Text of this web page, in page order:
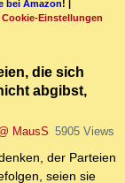
bei Amazon! |
Cookie-Einstellungen
die sich
abgibst,
MausS 5905 Views
der Parteien
seien sie